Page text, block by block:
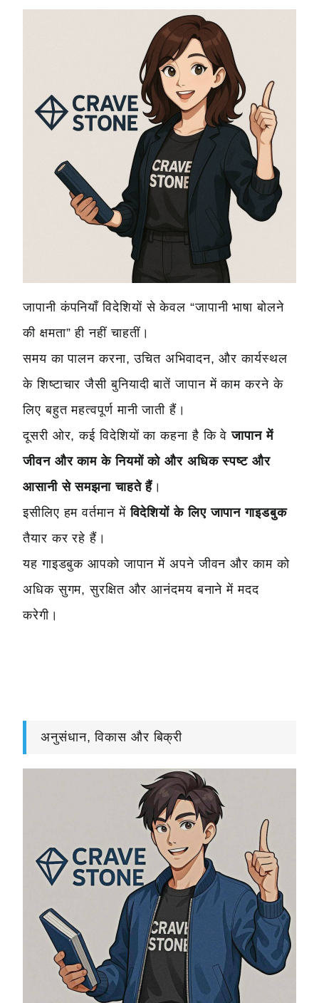
जापानी कंपनियाँ विदेशियों से केवल “जापानी भाषा बोलने
की क्षमता” ही नहीं चाहतीं।
समय का पालन करना, उचित अभिवादन, और कार्यस्थल
के शिष्टाचार जैसी बुनियादी बातें जापान में काम करने के
लिए बहुत महत्वपूर्ण मानी जाती हैं।
दूसरी ओर, कई विदेशियों का कहना है कि वेजापान में
जीवन और काम के नियमों को और अधिक स्पष्ट और
आसानी से समझना चाहते हैं ।
इसीलिए हम वर्तमान मेंविदेशियों के लिए जापान गाइडबुक
तैयार कर रहे हैं।
यह गाइडबुक आपको जापान में अपने जीवन और काम को
अधिक सुगम, सुरक्षित और आनंदमय बनाने में मदद
करेगी।
अनुसंधान, विकास और बिक्री